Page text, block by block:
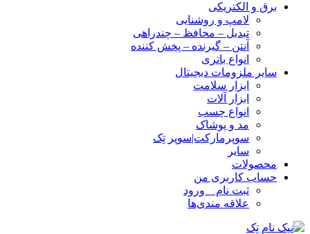
برق و الکتریکی
لامپ و روشنایی
تبدیل – محافظ – چندراهی
آنتن – گیرنده – پخش کننده
انواع باتری
سایر ملزومات دیجیتال
ابزار سلامت
ابزار آلات
انواع چسب
مد و پوشاک
سوپرمارکت|سوپر تِک
سایر
محصولات
حساب کاربری من
ثبت نام _ ورود
علاقه مندی‌ها